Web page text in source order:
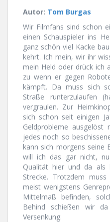
Autor: Tom Burgas
Wir Filmfans sind schon
einen Schauspieler ins
ganz schön viel Kacke
kehrt. Ich mein, wir ihr
mein Held oder drück ich
zu wenn er gegen
kämpft. Da muss sich
Straße runterzulaufen
vergraulen. Zur
sich schon seit einigen
Geldprobleme
jedes noch so
kann sich morgens seine
will ich das gar nicht,
Qualität hier und da als
Strecke. Trotzdem
meist wenigstens
Mittelmaß befinden,
Behind schießen wir
Versenkung.